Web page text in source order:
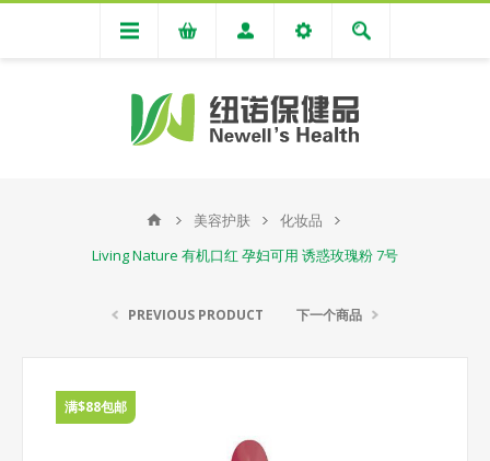
美容护肤
化妆品
Living Nature 有机口红 孕妇可用 诱惑玫瑰粉 7号
PREVIOUS PRODUCT 下一个商品
满$88包邮